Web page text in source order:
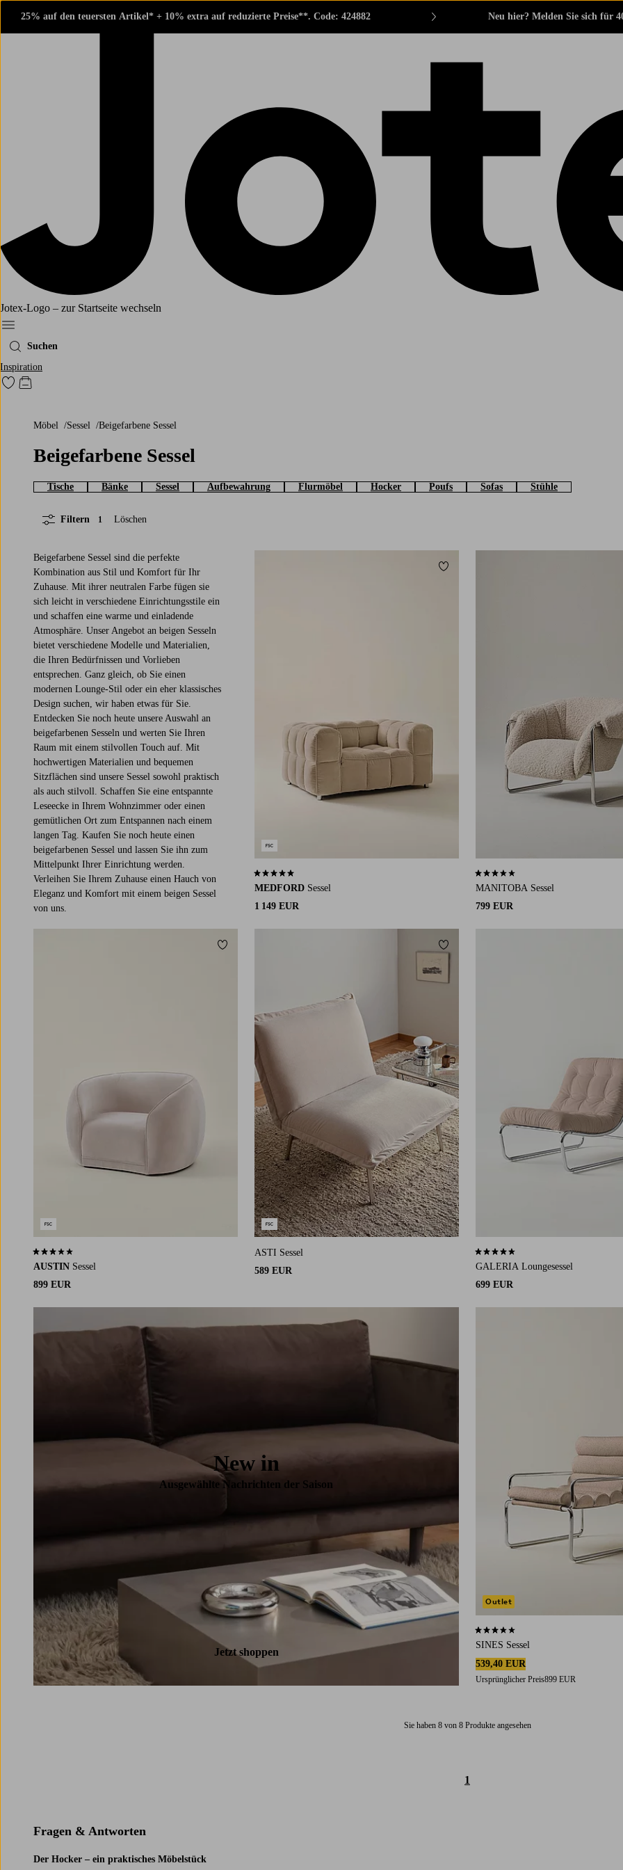
25% auf den teuersten Artikel* + 10% extra auf reduzierte Preise**. Code: 424882 Neu hier? Melden Sie sich für
Jotex-Logo – zur Startseite wechseln
Ellos‘ Menü
Suchen
Inspiration
Zu den als Favoriten markierten Produkten gehen
Zum Warenkorb
Möbel Sessel Beigefarbene Sessel
Beigefarbene Sessel
Tische Bänke Sessel Aufbewahrung Flurmöbel Hocker Poufs Sofas Stühle
Filtern 1 Löschen
Beigefarbene Sessel sind die perfekte
Kombination aus Stil und Komfort für Ihr
Zuhause. Mit ihrer neutralen Farbe fügen sie
sich leicht in verschiedene Einrichtungsstile ein
und schaffen eine warme und einladende
Atmosphäre. Unser Angebot an beigen Sesseln
bietet verschiedene Modelle und Materialien,
die Ihren Bedürfnissen und Vorlieben
entsprechen. Ganz gleich, ob Sie einen
modernen Lounge-Stil oder ein eher klassisches
Design suchen, wir haben etwas für Sie.
Entdecken Sie noch heute unsere Auswahl an
beigefarbenen Sesseln und werten Sie Ihren
Raum mit einem stilvollen Touch auf. Mit
hochwertigen Materialien und bequemen
Sitzflächen sind unsere Sessel sowohl praktisch
als auch stilvoll. Schaffen Sie eine entspannte
Leseecke in Ihrem Wohnzimmer oder einen
gemütlichen Ort zum Entspannen nach einem
langen Tag. Kaufen Sie noch heute einen
beigefarbenen Sessel und lassen Sie ihn zum
Mittelpunkt Ihrer Einrichtung werden.
Verleihen Sie Ihrem Zuhause einen Hauch von
Eleganz und Komfort mit einem beigen Sessel
von uns.
MEDFORD Sessel
1 149 EUR
5,0 basierend auf 1 Bewertungen
Zu Favoriten hinzufügen
MANITOBA Sessel
799 EUR
3,6 basierend auf 27 Bewertungen
AUSTIN Sessel
899 EUR
3,0 basierend auf 1 Bewertungen
Zu Favoriten hinzufügen
ASTI Sessel
589 EUR
Zu Favoriten hinzufügen
GALERIA Loungesessel
699 EUR
4,7 basierend auf 3 Bewertungen
New in
Ausgewählte Nachrichten der Saison
Jetzt shoppen
SINES Sessel
539,40 EUR
Ursprünglicher Preis899 EUR
3,7 basierend auf 6 Bewertungen
Outlet
Sie haben 8 von 8 Produkte angesehen
1
Fragen & Antworten
Der Hocker – ein praktisches Möbelstück